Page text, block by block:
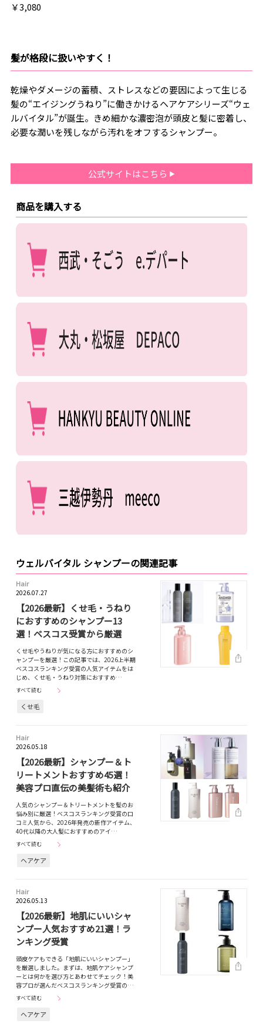
￥3,080
髪が格段に扱いやすく！
乾燥やダメージの蓄積、ストレスなどの要因によって生じる
髪の“エイジングうねり”に働きかけるヘアケアシリーズ“ウェ
ルバイタル”が誕生。きめ細かな濃密泡が頭皮と髪に密着し、
必要な潤いを残しながら汚れをオフするシャンプー。
公式サイトはこちら
商品を購入する
ウェルバイタル シャンプーの関連記事
Hair
2026.07.27
【2026最新】くせ毛・うねり
におすすめのシャンプー13
選！ベスコス受賞から厳選
くせ毛やうねりが気になる方におすすめのシ
ャンプーを厳選！この記事では、2026上半期
ベスコスランキング受賞の人気アイテムをは
じめ、くせ毛・うねり対策におすすめ…
すべて読む
くせ毛
Hair
2026.05.18
【2026最新】シャンプー＆ト
リートメントおすすめ45選！
美容プロ直伝の美髪術も紹介
人気のシャンプー＆トリートメントを髪のお
悩み別に厳選！ベスコスランキング受賞の口
コミ人気から、2026年発売の新作アイテム、
40代以降の大人髪におすすめのアイ…
すべて読む
ヘアケア
Hair
2026.05.13
【2026最新】地肌にいいシャ
ンプー人気おすすめ21選！ラ
ンキング受賞
頭皮ケアもできる「地肌にいいシャンプー」
を厳選しました。まずは、地肌ケアシャンプ
ーとは何かを選び方とあわせてチェック！美
容プロが選んだベスコスランキング受賞の…
すべて読む
ヘアケア